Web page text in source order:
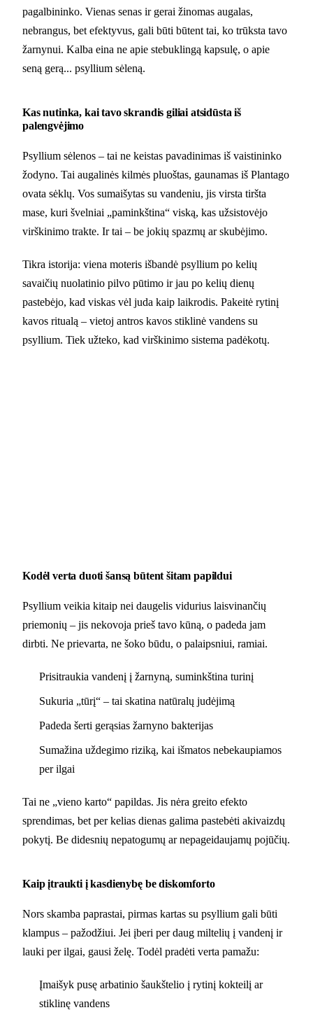
pagalbininko. Vienas senas ir gerai žinomas augalas,
nebrangus, bet efektyvus, gali būti būtent tai, ko trūksta tavo
žarnynui. Kalba eina ne apie stebuklingą kapsulę, o apie
seną gerą... psyllium sėleną.
Kas nutinka, kai tavo skrandis giliai atsidūsta iš
palengvėjimo
Psyllium sėlenos – tai ne keistas pavadinimas iš vaistininko
žodyno. Tai augalinės kilmės pluoštas, gaunamas iš Plantago
ovata sėklų. Vos sumaišytas su vandeniu, jis virsta tiršta
mase, kuri švelniai „paminkština“ viską, kas užsistovėjo
virškinimo trakte. Ir tai – be jokių spazmų ar skubėjimo.
Tikra istorija: viena moteris išbandė psyllium po kelių
savaičių nuolatinio pilvo pūtimo ir jau po kelių dienų
pastebėjo, kad viskas vėl juda kaip laikrodis. Pakeitė rytinį
kavos ritualą – vietoj antros kavos stiklinė vandens su
psyllium. Tiek užteko, kad virškinimo sistema padėkotų.
Kodėl verta duoti šansą būtent šitam papildui
Psyllium veikia kitaip nei daugelis vidurius laisvinančių
priemonių – jis nekovoja prieš tavo kūną, o padeda jam
dirbti. Ne prievarta, ne šoko būdu, o palaipsniui, ramiai.
Prisitraukia vandenį į žarnyną, suminkština turinį
Sukuria „tūrį“ – tai skatina natūralų judėjimą
Padeda šerti gerąsias žarnyno bakterijas
Sumažina uždegimo riziką, kai išmatos nebekaupiamos
per ilgai
Tai ne „vieno karto“ papildas. Jis nėra greito efekto
sprendimas, bet per kelias dienas galima pastebėti akivaizdų
pokytį. Be didesnių nepatogumų ar nepageidaujamų pojūčių.
Kaip įtraukti į kasdienybę be diskomforto
Nors skamba paprastai, pirmas kartas su psyllium gali būti
klampus – pažodžiui. Jei įberi per daug miltelių į vandenį ir
lauki per ilgai, gausi želę. Todėl pradėti verta pamažu:
Įmaišyk pusę arbatinio šaukštelio į rytinį kokteilį ar
stiklinę vandens